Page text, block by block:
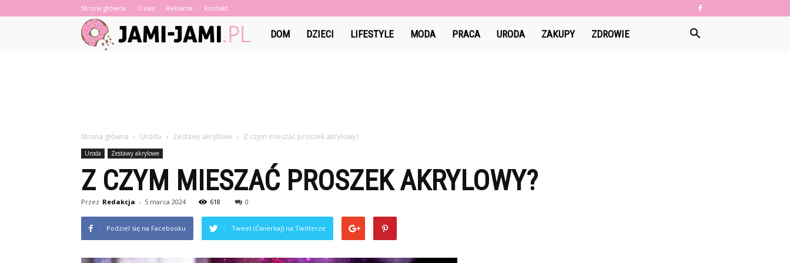
Strona główna O nas Reklama Kontakt
Jami-
DOM DZIECI LIFESTYLE MODA PRACA URODA ZAKUPY ZDROWIE
Strona główna Uroda Zestawy akrylowe Z czym mieszać proszek akrylowy?
Uroda Zestawy akrylowe
Z CZYM MIESZAĆ PROSZEK AKRYLOWY?
Przez Redakcja - 5 marca 2024 618 0
Podziel się na Facebooku Tweet (Ćwierkaj) na Twitterze